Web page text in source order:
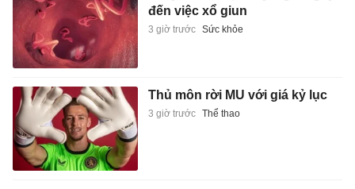
đến việc xổ giun
3 giờ trước Sức khỏe
Thủ môn rời MU với giá kỷ lục
3 giờ trước Thể thao